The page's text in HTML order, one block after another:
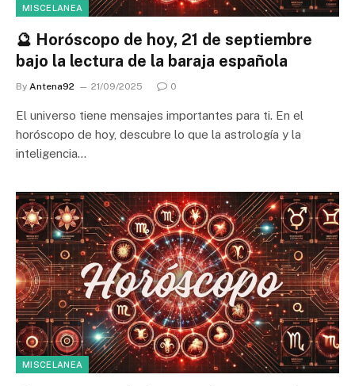
MISCELANEA
🔮 Horóscopo de hoy, 21 de septiembre
bajo la lectura de la baraja española
By Antena92 21/09/2025 0
El universo tiene mensajes importantes para ti. En el
horóscopo de hoy, descubre lo que la astrología y la
inteligencia…
MISCELANEA